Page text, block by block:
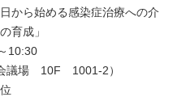
から始める感染症治療への介
育成」
10:30
議場 10F 1001-2）